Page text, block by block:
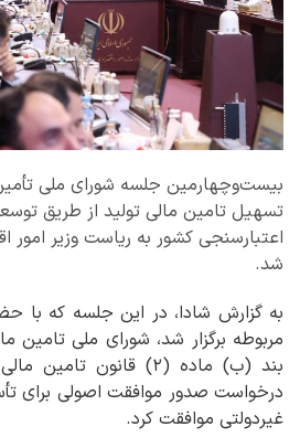
بیست‌وچهارمین جلسه شورای ملی
تسهیل تامین مالی تولید از طریق
اعتبارسنجی کشور به ریاست وزیر امور
شد.
به گزارش شادا، در این جلسه که با
بند (ب) ماده (۲) قانون
درخواست صدور موافقت اصولی
غیردولتی موافقت کرد.